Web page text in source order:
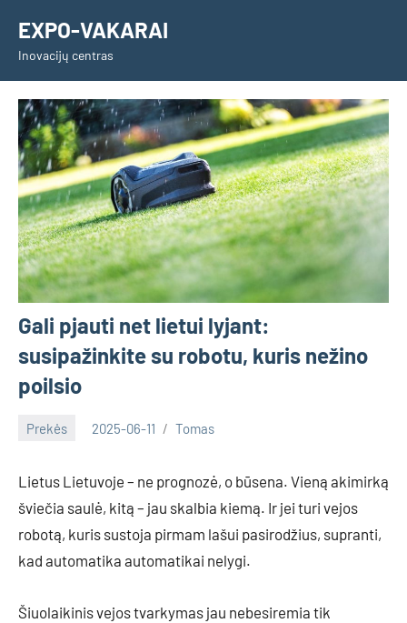
content
EXPO-VAKARAI
Inovacijų centras
Gali pjauti net lietui lyjant:
susipažinkite su robotu, kuris nežino
poilsio
Prekės 2025-06-11 Tomas
Lietus Lietuvoje – ne prognozė, o būsena. Vieną akimirką
šviečia saulė, kitą – jau skalbia kiemą. Ir jei turi vejos
robotą, kuris sustoja pirmam lašui pasirodžius, supranti,
kad automatika automatikai nelygi.
Šiuolaikinis vejos tvarkymas jau nebesiremia tik